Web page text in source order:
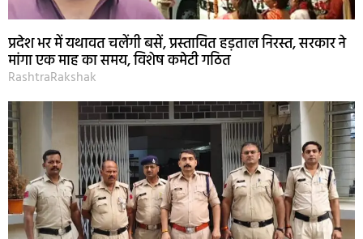
प्रदेश भर में यथावत चलेंगी बसें, प्रस्तावित हड़ताल निरस्त, सरकार ने
मांगा एक माह का समय, विशेष कमेटी गठित
RashtraRakshak